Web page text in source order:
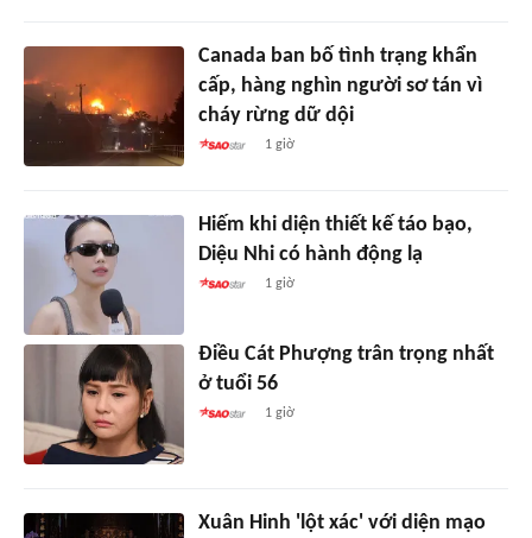
Canada ban bố tình trạng khẩn
cấp, hàng nghìn người sơ tán vì
cháy rừng dữ dội
1 giờ
Hiếm khi diện thiết kế táo bạo,
Diệu Nhi có hành động lạ
1 giờ
Điều Cát Phượng trân trọng nhất
ở tuổi 56
1 giờ
Xuân Hinh 'lột xác' với diện mạo